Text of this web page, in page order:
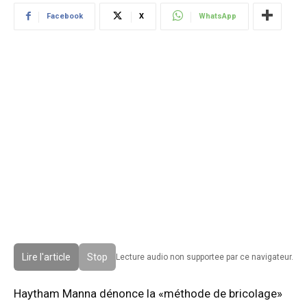
Facebook X WhatsApp
Lire l'article Stop Lecture audio non supportee par ce navigateur.
Haytham Manna dénonce la «méthode de bricolage»